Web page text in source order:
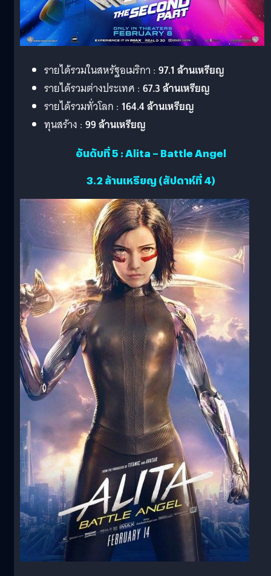
รายได้รวมในสหรัฐอเมริกา : 97.1 ล้านเหรียญ
รายได้รวมต่างประเทศ : 67.3 ล้านเหรียญ
รายได้รวมทั่วโลก : 164.4 ล้านเหรียญ
ทุนสร้าง : 99 ล้านเหรียญ
อันดับที่ 5 : Alita – Battle Angel
3.2 ล้านเหรียญ (สัปดาห์ที่ 4)